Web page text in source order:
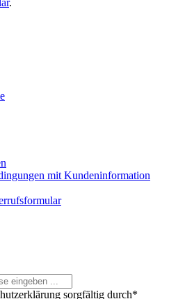
.
mit Kundeninformation
sorgfältig durch*